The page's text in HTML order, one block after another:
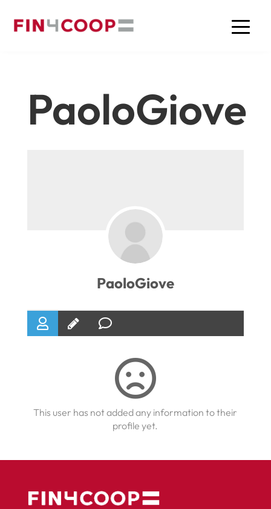
PaoloGiove
PaoloGiove
This user has not added any information to their
profile yet.